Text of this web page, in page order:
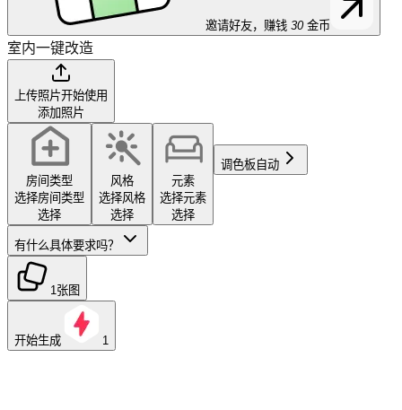
邀请好友，赚钱 30 金币
室内一键改造
上传照片开始使用
添加照片
房间类型
选择房间类型
选择
风格
选择风格
选择
元素
选择元素
选择
调色板 自动
有什么具体要求吗？
1张图
开始生成 1